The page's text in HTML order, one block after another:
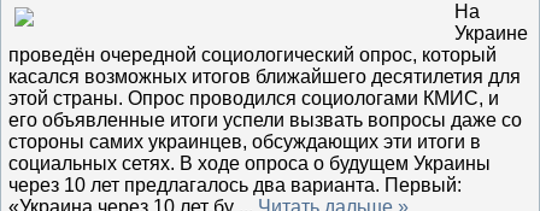
На
Украине
проведён очередной социологический опрос, который
касался возможных итогов ближайшего десятилетия для
этой страны. Опрос проводился социологами КМИС, и
его объявленные итоги успели вызвать вопросы даже со
стороны самих украинцев, обсуждающих эти итоги в
социальных сетях. В ходе опроса о будущем Украины
через 10 лет предлагалось два варианта. Первый:
«Украина через 10 лет бу ... Читать дальше »